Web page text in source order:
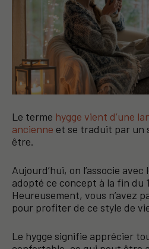
Le terme hygge vient d’une
ancienne et se traduit par un
être.
Aujourd’hui, on l’associe
adopté ce concept à la fin du
Heureusement, vous n’avez
pour profiter de ce style de
Le hygge signifie apprécier